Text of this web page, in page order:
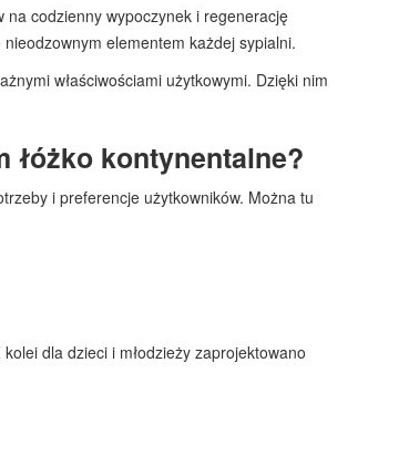
na codzienny wypoczynek i regenerację
elementem każdej sypialni.
właściwościami użytkowymi. Dzięki nim
łóżko kontynentalne?
i preferencje użytkowników. Można tu
dla dzieci i młodzieży zaprojektowano